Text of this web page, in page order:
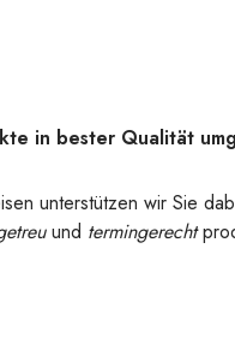
in bester Qualität
unterstützen wir Sie
und termingerecht